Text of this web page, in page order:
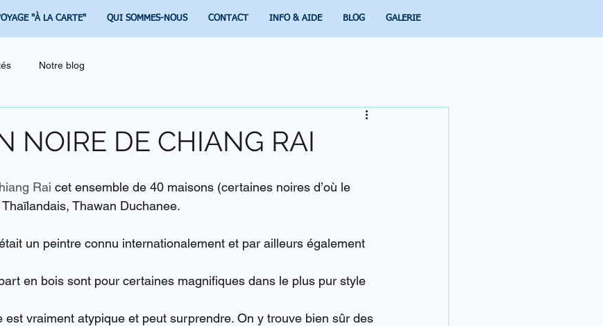
"À LA CARTE" QUI SOMMES-NOUS CONTACT INFO & AIDE BLOG GALERIE
Notre blog
NOIRE DE CHIANG RAI
Rai cet ensemble de 40 maisons (certaines noires d’où le
Thawan Duchanee.
un peintre connu internationalement et par ailleurs également
en bois sont pour certaines magnifiques dans le plus pur style
est vraiment atypique et peut surprendre. On y trouve bien sûr des